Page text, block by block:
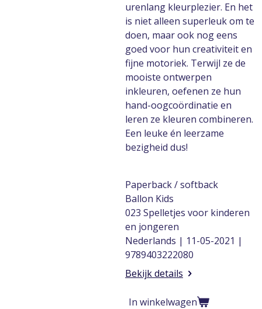
urenlang kleurplezier. En het
is niet alleen superleuk om te
doen, maar ook nog eens
goed voor hun creativiteit en
fijne motoriek. Terwijl ze de
mooiste ontwerpen
inkleuren, oefenen ze hun
hand-oogcoördinatie en
leren ze kleuren combineren.
Een leuke én leerzame
bezigheid dus!
Paperback / softback
Ballon Kids
023 Spelletjes voor kinderen
en jongeren
Nederlands | 11-05-2021 |
9789403222080
Bekijk details
In winkelwagen